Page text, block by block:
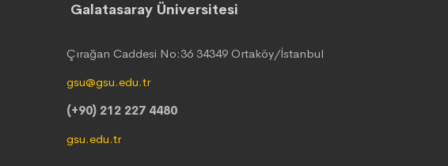
Galatasaray Üniversitesi
Çırağan Caddesi No:36 34349 Ortaköy/İstanbul
gsu@gsu.edu.tr
(+90) 212 227 4480
gsu.edu.tr